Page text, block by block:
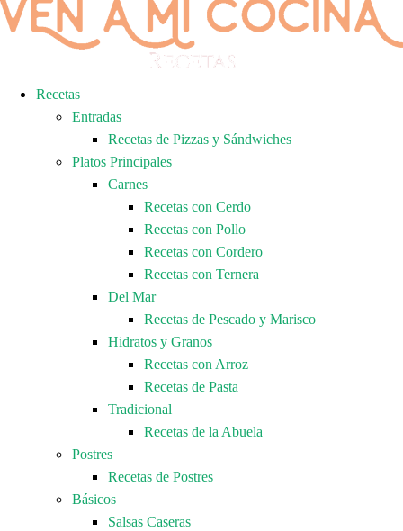
Recetas
Entradas
Recetas de Pizzas y Sándwiches
Platos Principales
Carnes
Recetas con Cerdo
Recetas con Pollo
Recetas con Cordero
Recetas con Ternera
Del Mar
Recetas de Pescado y Marisco
Hidratos y Granos
Recetas con Arroz
Recetas de Pasta
Tradicional
Recetas de la Abuela
Postres
Recetas de Postres
Básicos
Salsas Caseras